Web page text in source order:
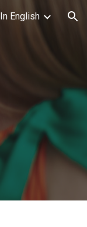
In English